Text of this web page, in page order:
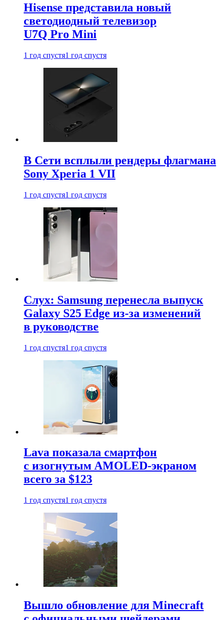
Hisense представила новый
светодиодный телевизор
U7Q Pro Mini
1 год спустя1 год спустя
В Сети всплыли рендеры флагмана
Sony Xperia 1 VII
1 год спустя1 год спустя
Слух: Samsung перенесла выпуск
Galaxy S25 Edge из-за изменений
в руководстве
1 год спустя1 год спустя
Lava показала смартфон
с изогнутым AMOLED-экраном
всего за $123
1 год спустя1 год спустя
Вышло обновление для Minecraft